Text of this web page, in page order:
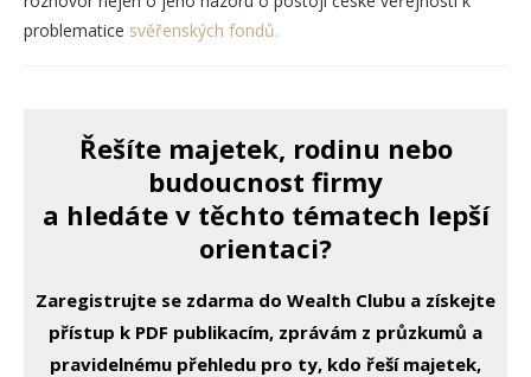
problematice svěřenských fondů.
Řešíte majetek, rodinu nebo
budoucnost firmy
a hledáte v těchto tématech lepší
orientaci?
Zaregistrujte se zdarma do Wealth Clubu a získejte
přístup k PDF publikacím, zprávám z průzkumů a
pravidelnému přehledu pro ty, kdo řeší majetek,